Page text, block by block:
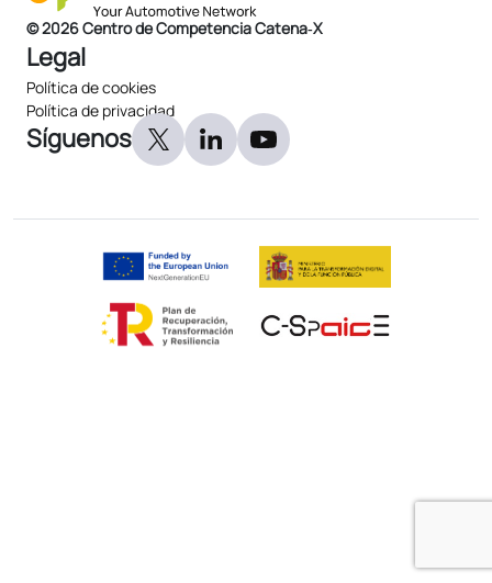
© 2026 Centro de Competencia Catena‑X
Legal
Política de cookies
Política de privacidad
Síguenos